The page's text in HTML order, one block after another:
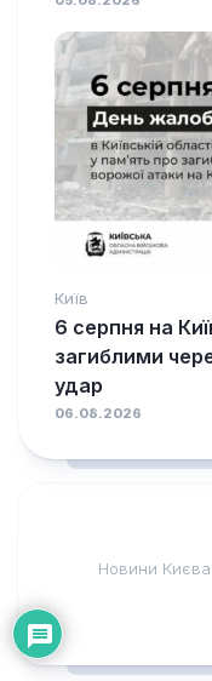
Київ
6 серпня на
загиблими
удар
06.08.2026
Новини